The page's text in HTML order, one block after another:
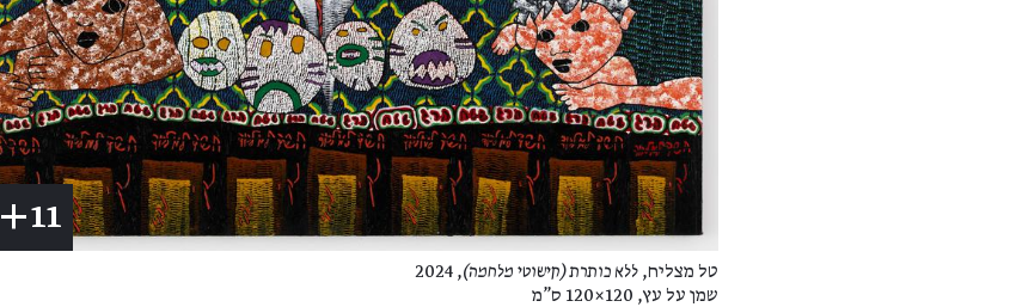
+11
טל מצליח, ללא כותרת (קישוטי מלחמה), 2024
שמן על עץ, 120×120 ס"מ